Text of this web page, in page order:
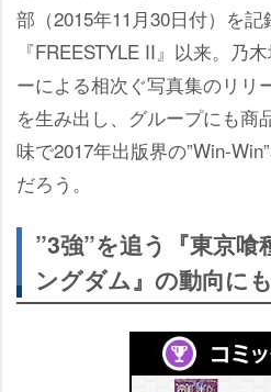
部（2015年11月30日付）を
『FREESTYLE II』以来。乃
ーによる相次ぐ写真集のリリ
を生み出し、グループにも商
味で2017年出版界の”Win-
だろう。
”3強”を追う『東京喰
ングダム』の動向に